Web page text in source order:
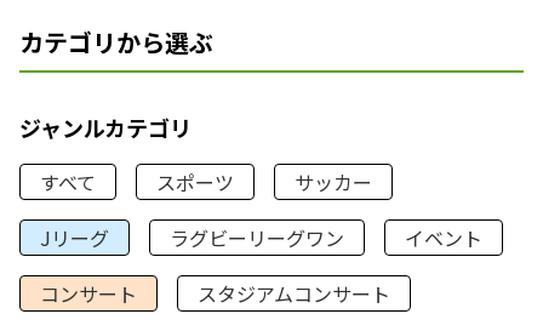
カテゴリから選ぶ
ジャンルカテゴリ
すべて スポーツ
サッカー
Jリーグ
ラグビーリーグワン
イベント
コンサート
スタジアムコンサート